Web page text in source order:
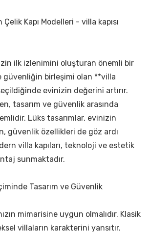
Kapı Modelleri - villa kapısı
ilk izlenimini oluşturan önemli bir
güvenliğin birleşimi olan **villa
evinizin değerini artırır.
tasarım ve güvenlik arasında
Lüks tasarımlar, evinizin
güvenlik özellikleri de göz ardı
villa kapıları, teknoloji ve estetik
sunmaktadır.
Tasarım ve Güvenlik
mimarisine uygun olmalıdır. Klasik
villaların karakterini yansıtır.